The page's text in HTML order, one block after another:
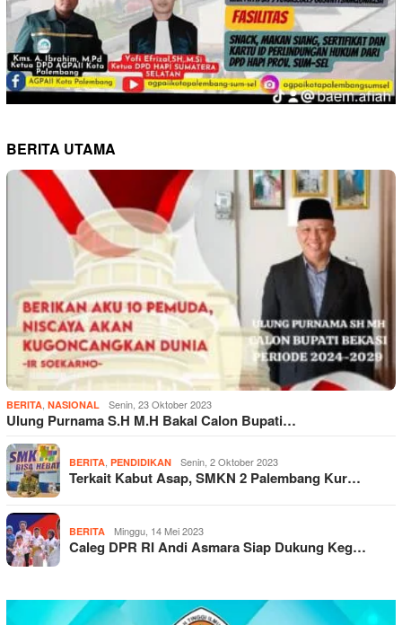
BERITA UTAMA
BERITA NASIONAL Senin, 23 Oktober 2023
Ulung Purnama S.H M.H Bakal Calon Bupati…
BERITA PENDIDIKAN Senin, 2 Oktober 2023
Terkait Kabut Asap, SMKN 2 Palembang Kur…
BERITA Minggu, 14 Mei 2023
Caleg DPR RI Andi Asmara Siap Dukung Keg…